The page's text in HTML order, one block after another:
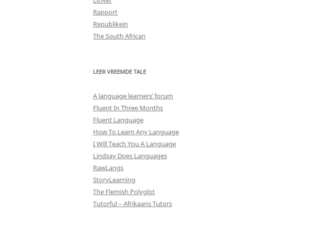
Rapport
Republikein
The South African
LEER VREEMDE TALE
A language learners’ forum
Fluent In Three Months
Fluent Language
How To Learn Any Language
I Will Teach You A Language
Lindsay Does Languages
RawLangs
StoryLearning
The Flemish Polyglot
Tutorful – Afrikaans Tutors